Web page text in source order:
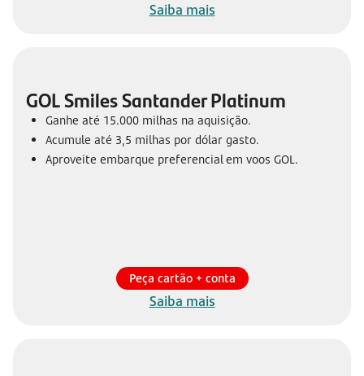
Saiba mais
GOL Smiles Santander Platinum
Ganhe até 15.000 milhas na aquisição.
Acumule até 3,5 milhas por dólar gasto.
Aproveite embarque preferencial em voos GOL.
Peça cartão + conta
Saiba mais